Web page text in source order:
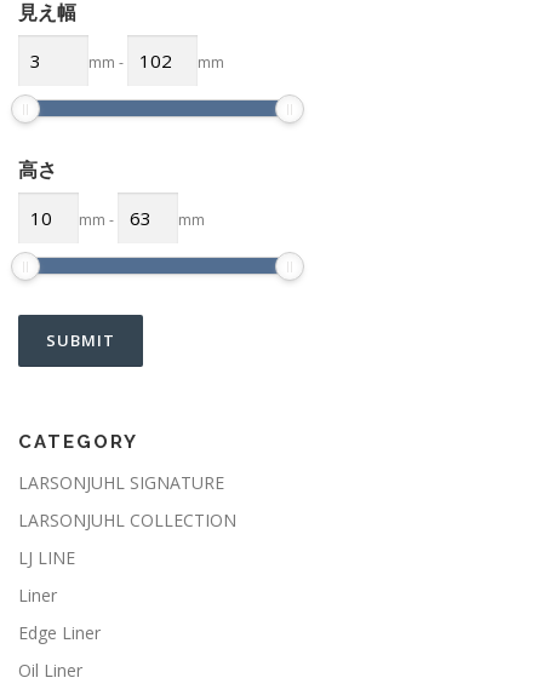
見え幅
mm - mm
高さ
mm - mm
CATEGORY
LARSONJUHL SIGNATURE
LARSONJUHL COLLECTION
LJ LINE
Liner
Edge Liner
Oil Liner